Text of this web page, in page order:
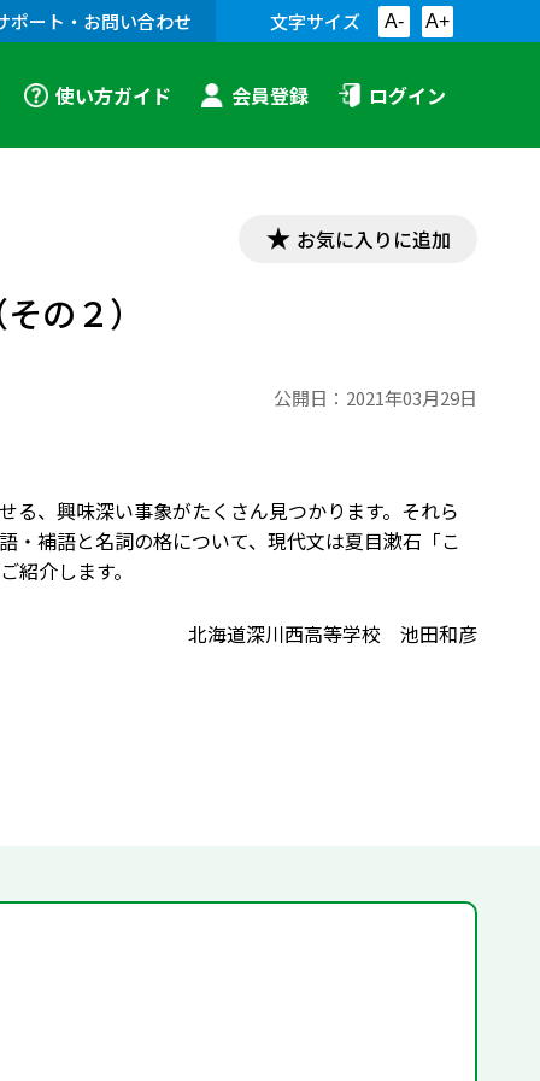
ポート・お問い合わせ 文字サイズ A- A+
使い方ガイド 会員登録 ログイン
お気に入りに追加
の２）
公開日： 2021年03月29日
る、興味深い事象がたくさん見つかります。それら
・補語と名詞の格について、現代文は夏目漱石「こ
介します。
北海道深川西高等学校 池田和彦